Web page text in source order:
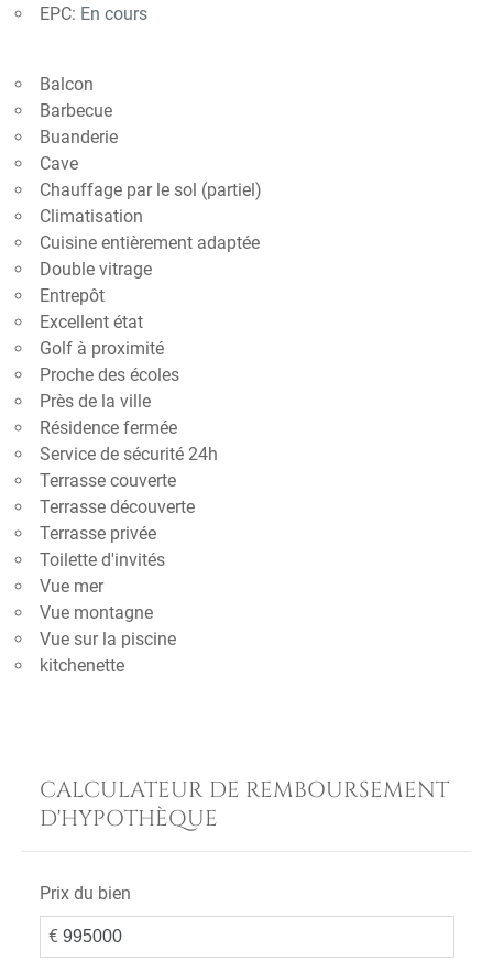
EPC: En cours
Balcon
Barbecue
Buanderie
Cave
Chauffage par le sol (partiel)
Climatisation
Cuisine entièrement adaptée
Double vitrage
Entrepôt
Excellent état
Golf à proximité
Proche des écoles
Près de la ville
Résidence fermée
Service de sécurité 24h
Terrasse couverte
Terrasse découverte
Terrasse privée
Toilette d'invités
Vue mer
Vue montagne
Vue sur la piscine
kitchenette
CALCULATEUR DE REMBOURSEMENT
D'HYPOTHÈQUE
Prix du bien
€